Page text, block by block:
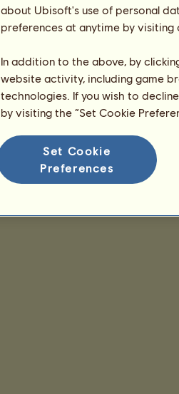
about Ubisoft's use of personal
preferences at anytime by
In addition to the above, by
website activity, including game
technologies. If you wish to
by visiting the “Set Cookie
Set Cookie
Preferences